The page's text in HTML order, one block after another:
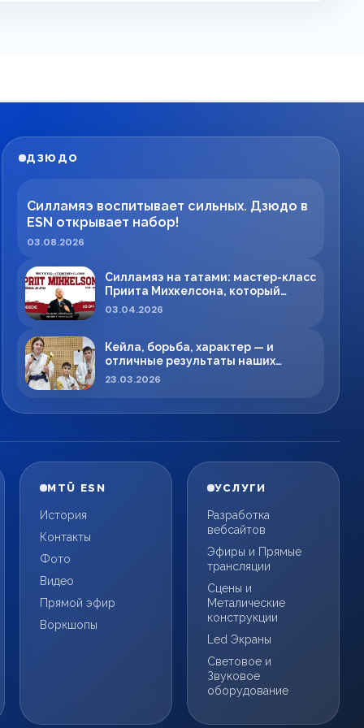
ДЗЮДО
Силламяэ воспитывает сильных. Дзюдо в
ESN открывает набор!
03.08.2026
Силламяэ на татами: мастер-класс
Приита Михкелсона, который
меняет правила игры в регионе
03.04.2026
Кейла, борьба, характер — и
отличные результаты наших
спортсменов!
23.03.2026
MTÜ ESN
История
Контакты
Фото
Видео
Прямой эфир
Воркшопы
УСЛУГИ
Разработка
вебсайтов
Эфиры и Прямые
трансляции
Сцены и
Металические
конструкции
Led Экраны
Световое и
Звуковое
оборудование